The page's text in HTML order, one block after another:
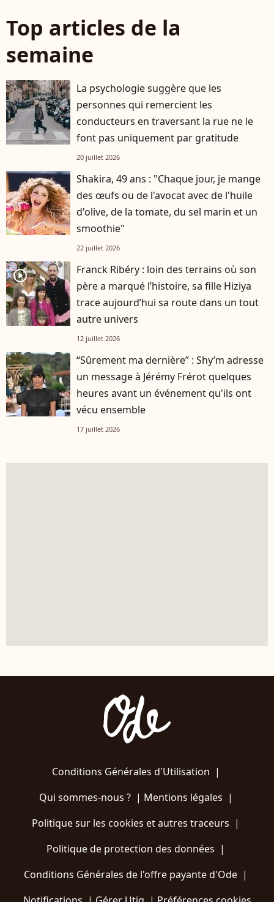
Top articles de la
semaine
La psychologie suggère que les
personnes qui remercient les
conducteurs en traversant la rue ne le
font pas uniquement par gratitude
20 juillet 2026
Shakira, 49 ans : "Chaque jour, je mange
des œufs ou de l'avocat avec de l'huile
d'olive, de la tomate, du sel marin et un
smoothie"
22 juillet 2026
player2
Franck Ribéry : loin des terrains où son
père a marqué l’histoire, sa fille Hiziya
trace aujourd’hui sa route dans un tout
autre univers
12 juillet 2026
“Sûrement ma dernière” : Shy’m adresse
un message à Jérémy Frérot quelques
heures avant un événement qu'ils ont
vécu ensemble
17 juillet 2026
Conditions Générales d'Utilisation |
Qui sommes-nous ?| Mentions légales |
Politique sur les cookies et autres traceurs |
Politique de protection des données |
Conditions Générales de l'offre payante d'Ode |